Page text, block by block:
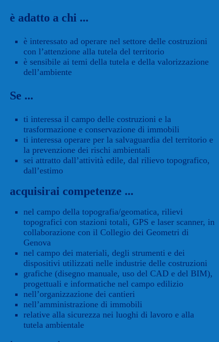
è adatto a chi ...
è interessato ad operare nel settore delle costruzioni
con l’attenzione alla tutela del territorio
è sensibile ai temi della tutela e della valorizzazione
dell’ambiente
Se ...
ti interessa il campo delle costruzioni e la
trasformazione e conservazione di immobili
ti interessa operare per la salvaguardia del territorio e
la prevenzione dei rischi ambientali
sei attratto dall’attività edile, dal rilievo topografico,
dall’estimo
acquisirai competenze ...
nel campo della topografia/geomatica, rilievi
topografici con stazioni totali, GPS e laser scanner, in
collaborazione con il Collegio dei Geometri di
Genova
nel campo dei materiali, degli strumenti e dei
dispositivi utilizzati nelle industrie delle costruzioni
grafiche (disegno manuale, uso del CAD e del BIM),
progettuali e informatiche nel campo edilizio
nell’organizzazione dei cantieri
nell’amministrazione di immobili
relative alla sicurezza nei luoghi di lavoro e alla
tutela ambientale